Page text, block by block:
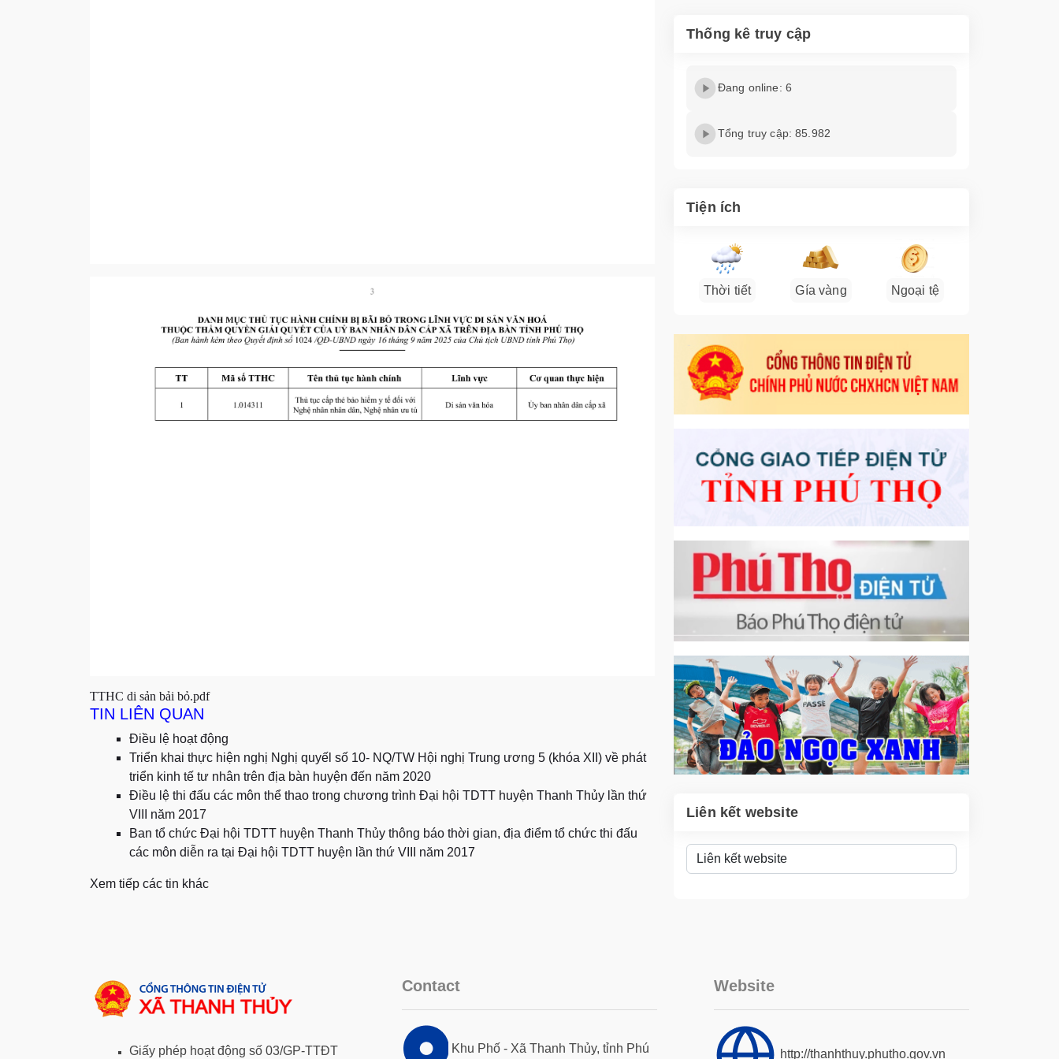
TTHC di sản bải bỏ.pdf
TIN LIÊN QUAN
Điều lệ hoạt động
Triển khai thực hiện nghị Nghị quyếl số 10- NQ/TW Hội nghị Trung ương 5 (khóa XII) về phát
triển kinh tế tư nhân trên địa bàn huyện đến năm 2020
Điều lệ thi đấu các môn thể thao trong chương trình Đại hội TDTT huyện Thanh Thủy lần thứ
VIII năm 2017
Ban tổ chức Đại hội TDTT huyện Thanh Thủy thông báo thời gian, địa điểm tổ chức thi đấu
các môn diễn ra tại Đại hội TDTT huyện lần thứ VIII năm 2017
Xem tiếp các tin khác
Thống kê truy cập
Đang online: 6
Tổng truy cập: 85.982
Tiện ích
Thời tiết Gía vàng Ngoại tệ
Liên kết website
Giấy phép hoạt động số 03/GP-TTĐT
Contact
Khu Phố - Xã Thanh Thủy, tỉnh Phú
Website
http://thanhthuy.phutho.gov.vn